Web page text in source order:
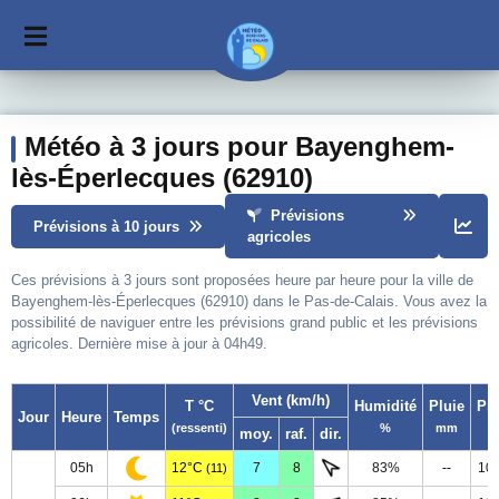
Météo à 3 jours pour Bayenghem-
lès-Éperlecques (62910)
Prévisions à 10 jours
Prévisions
agricoles
Ces prévisions à 3 jours sont proposées heure par heure pour la ville de
Bayenghem-lès-Éperlecques (62910) dans le Pas-de-Calais. Vous avez la
possibilité de naviguer entre les prévisions grand public et les prévisions
agricoles. Dernière mise à jour à 04h49.
Jour Heure Temps
T °C
(ressenti)
Vent (km/h) Humidité
%
Pluie
mm
moy. raf. dir.
05h 12°C (11) 7 8 83% --